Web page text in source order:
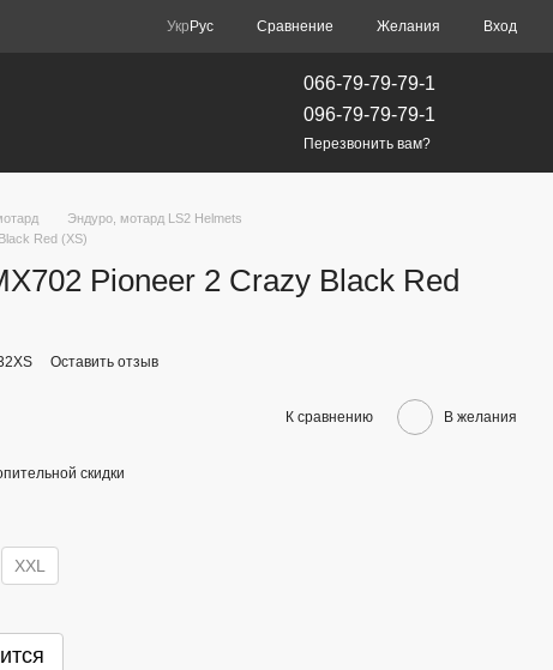
Укр Рус Сравнение Желания Вход
066-79-79-79-1
096-79-79-79-1
Перезвонить вам?
Эндуро, мотард LS2 Helmets
Red (XS)
Pioneer 2 Crazy Black Red
Оставить отзыв
К сравнению В желания
скидки
XXL